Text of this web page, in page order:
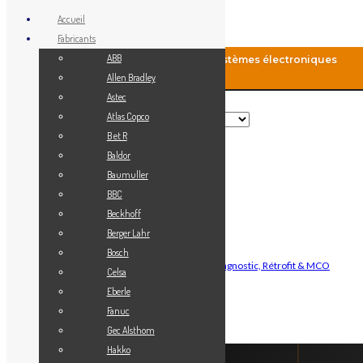
MCO-Automation: Fourniture de systèmes électroniques
industriels
Rechercher
Vendez votre matériel
Maintenance Automatisme Industriel — Diagnostic, Rétrofit & MCO
Accueil
Fabricants
ABB
Allen Bradley
Astec
Atlas Copco
B et R
Baldor
Baumuller
BBC
Beckhoff
Berger Lahr
Bosch
Celsa
Eberle
Fanuc
Gec Alsthom
Hakko